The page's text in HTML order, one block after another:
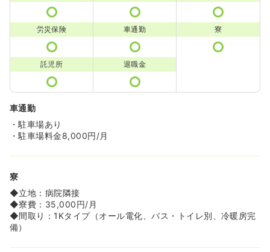
労災保険 車通勤 寮
託児所 退職金
車通勤
・駐車場あり
・駐車場料金8,000円/月
寮
◆立地：病院隣接
◆寮費：35,000円/月
◆間取り：1Kタイプ（オール電化、バス・トイレ別、冷暖房完
備）